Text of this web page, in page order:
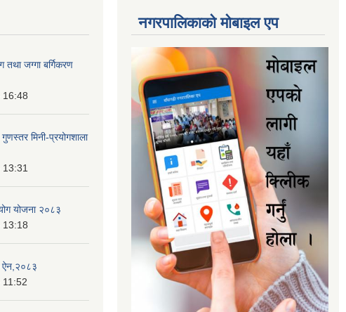
तथा जग्गा बर्गिकरण
16:48
मिनी-प्रयोगशाला
योजना २०८३
13:18
ऐन,२०८३
नगरपालिकाकाे माेबाइल एप